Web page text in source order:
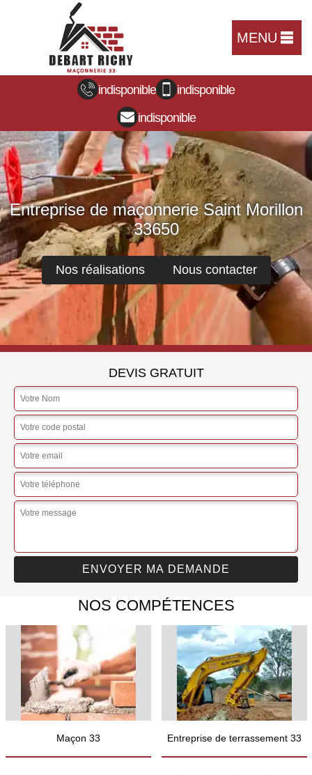
MENU
indisponible
indisponible
indisponible
Entreprise de maçonnerie Saint Morillon
33650
Nos réalisations Nous contacter
DEVIS GRATUIT
NOS COMPÉTENCES
Maçon 33 Entreprise de terrassement 33